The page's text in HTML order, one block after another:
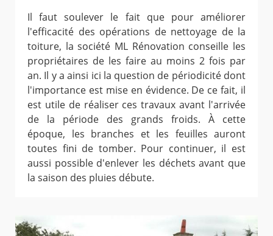
Il faut soulever le fait que pour améliorer
l'efficacité des opérations de nettoyage de la
toiture, la société ML Rénovation conseille les
propriétaires de les faire au moins 2 fois par
an. Il y a ainsi ici la question de périodicité dont
l'importance est mise en évidence. De ce fait, il
est utile de réaliser ces travaux avant l'arrivée
de la période des grands froids. À cette
époque, les branches et les feuilles auront
toutes fini de tomber. Pour continuer, il est
aussi possible d'enlever les déchets avant que
la saison des pluies débute.